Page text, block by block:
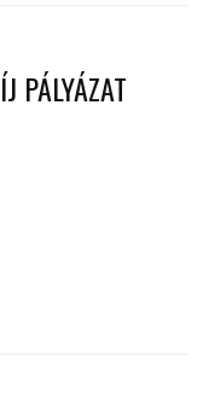
PÁLYÁZAT